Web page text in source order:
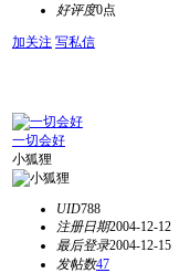
好评度0点
加关注 写私信
一切会好
小狐狸
UID788
注册日期2004-12-12
最后登录2004-12-15
发帖数47